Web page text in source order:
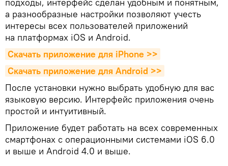
а разнообразные настройки позволяют учесть
интересы всех пользователей приложений
на платформах iOS и Android.
Скачать приложение для iPhone >>
Скачать приложение для Android >>
После установки нужно выбрать удобную для вас
языковую версию. Интерфейс приложения очень
простой и интуитивный.
Приложение будет работать на всех современных
смартфонах с операционными системами iOS 6.0
и выше и Android 4.0 и выше.